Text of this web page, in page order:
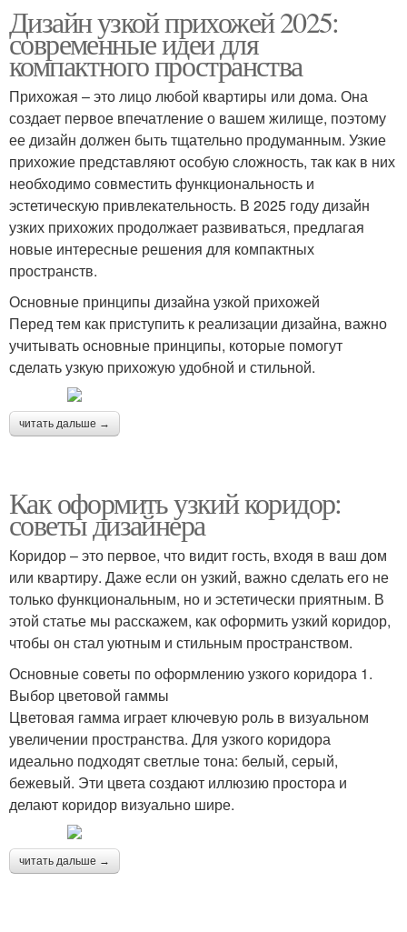
Дизайн узкой прихожей 2025:
современные идеи для
компактного пространства
Прихожая – это лицо любой квартиры или дома. Она
создает первое впечатление о вашем жилище, поэтому
ее дизайн должен быть тщательно продуманным. Узкие
прихожие представляют особую сложность, так как в них
необходимо совместить функциональность и
эстетическую привлекательность. В 2025 году дизайн
узких прихожих продолжает развиваться, предлагая
новые интересные решения для компактных
пространств.
Основные принципы дизайна узкой прихожей
Перед тем как приступить к реализации дизайна, важно
учитывать основные принципы, которые помогут
сделать узкую прихожую удобной и стильной.
читать дальше →
Как оформить узкий коридор:
советы дизайнера
Коридор – это первое, что видит гость, входя в ваш дом
или квартиру. Даже если он узкий, важно сделать его не
только функциональным, но и эстетически приятным. В
этой статье мы расскажем, как оформить узкий коридор,
чтобы он стал уютным и стильным пространством.
Основные советы по оформлению узкого коридора 1.
Выбор цветовой гаммы
Цветовая гамма играет ключевую роль в визуальном
увеличении пространства. Для узкого коридора
идеально подходят светлые тона: белый, серый,
бежевый. Эти цвета создают иллюзию простора и
делают коридор визуально шире.
читать дальше →